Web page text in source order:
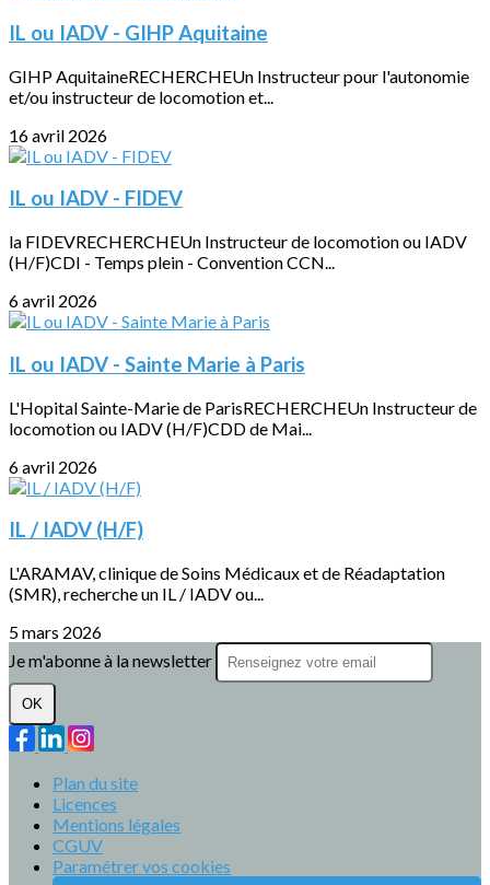
IL ou IADV - GIHP Aquitaine
GIHP AquitaineRECHERCHEUn Instructeur pour l'autonomie
et/ou instructeur de locomotion et...
16 avril 2026
IL ou IADV - FIDEV
la FIDEVRECHERCHEUn Instructeur de locomotion ou IADV
(H/F)CDI - Temps plein - Convention CCN...
6 avril 2026
IL ou IADV - Sainte Marie à Paris
L'Hopital Sainte-Marie de ParisRECHERCHEUn Instructeur de
locomotion ou IADV (H/F)CDD de Mai...
6 avril 2026
IL / IADV (H/F)
L'ARAMAV, clinique de Soins Médicaux et de Réadaptation
(SMR), recherche un IL / IADV ou...
5 mars 2026
Je m'abonne à la newsletter
OK
Plan du site
Licences
Mentions légales
CGUV
Paramétrer vos cookies